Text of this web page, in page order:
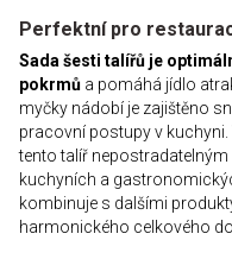
Perfektní pro
Sada šesti talířů je
pokrmů a pomáhá jídlo
myčky nádobí je zajištěno
pracovní postupy v
tento talíř
kuchyních a
kombinuje s dalšími
harmonického celkového